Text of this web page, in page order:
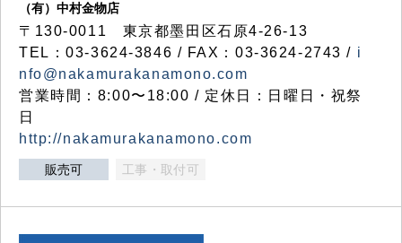
（有）中村金物店
〒130-0011 東京都墨田区石原4-26-13
TEL：03-3624-3846 / FAX：03-3624-2743 / i
nfo@nakamurakanamono.com
営業時間：8:00〜18:00 / 定休日：日曜日・祝祭
日
http://nakamurakanamono.com
販売可 工事・取付可